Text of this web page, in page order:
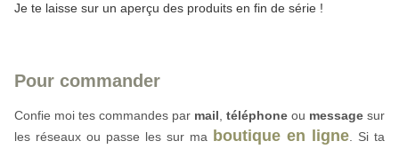
Je te laisse sur un aperçu des produits en fin de série !
Pour commander
Confie moi tes commandes par mail téléphone ou message sur
les réseaux ou passe les sur ma boutique en ligne . Si ta